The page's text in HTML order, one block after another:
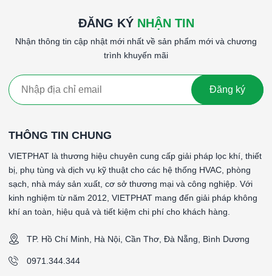
Điều chỉnh Span và Zero:
Qua nút nhấn, sử dụng màn hình
Vỏ:polycarbonate phủ kính chống tia cực tím.
Chuyển đổi có thể lựa chọn 4 đến 20 mA
5 mA; Chuyển có thể lựa chọn 0 đến 5 V / 1 thành 5 V và 0
đến 10 V / 2 thành 10 V; Chuyển đổi đầu ra bình thường hoặc
Yêu cầu nguồn:
15-35 VDC hoặc 15-29 VAC.
Kết nối điện:Khối thiết bị đầu cuối có thể tháo rời, gõ ra để
lắp ống dẫn.
Hiệu chuẩn: Thông qua các nút nhấn trên bo mạch (chỉ dành
cho kiểu máy LCD) hoặc sử dụng màn hình A-449 tùy chọn.
Có thể lựa chọn nồng độ khí trong khoảng thời gian.
Trọng lượng: 1 lb (0,45 kg).
ĐĂNG KÝ NHẬN TIN
Nhận thông tin cập nhật mới nhất về sản phẩm mới và chương
trình khuyến mãi
Đăng ký
THÔNG TIN CHUNG
VIETPHAT là thương hiệu chuyên cung cấp giải pháp lọc khí, thiết
bị, phụ tùng và dịch vụ kỹ thuật cho các hệ thống HVAC, phòng
sạch, nhà máy sản xuất, cơ sở thương mại và công nghiệp. Với
kinh nghiệm từ năm 2012, VIETPHAT mang đến giải pháp không
khí an toàn, hiệu quả và tiết kiệm chi phí cho khách hàng.
TP. Hồ Chí Minh, Hà Nội, Cần Thơ, Đà Nẵng, Bình Dương
0971.344.344